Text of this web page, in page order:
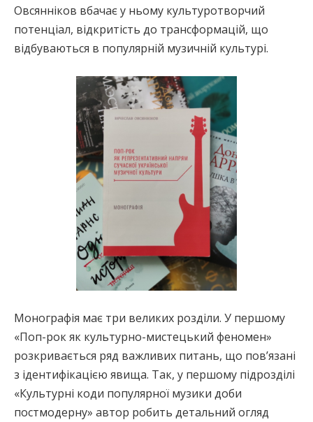
Овсянніков вбачає у ньому культуротворчий
потенціал, відкритість до трансформацій, що
відбуваються в популярній музичній культурі.
Монографія має три великих розділи. У першому
«Поп-рок як культурно-мистецький феномен»
розкривається ряд важливих питань, що пов’язані
з ідентифікацією явища. Так, у першому підрозділі
«Культурні коди популярної музики доби
постмодерну» автор робить детальний огляд